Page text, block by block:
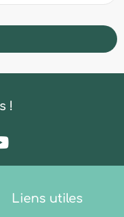
!
Liens utiles